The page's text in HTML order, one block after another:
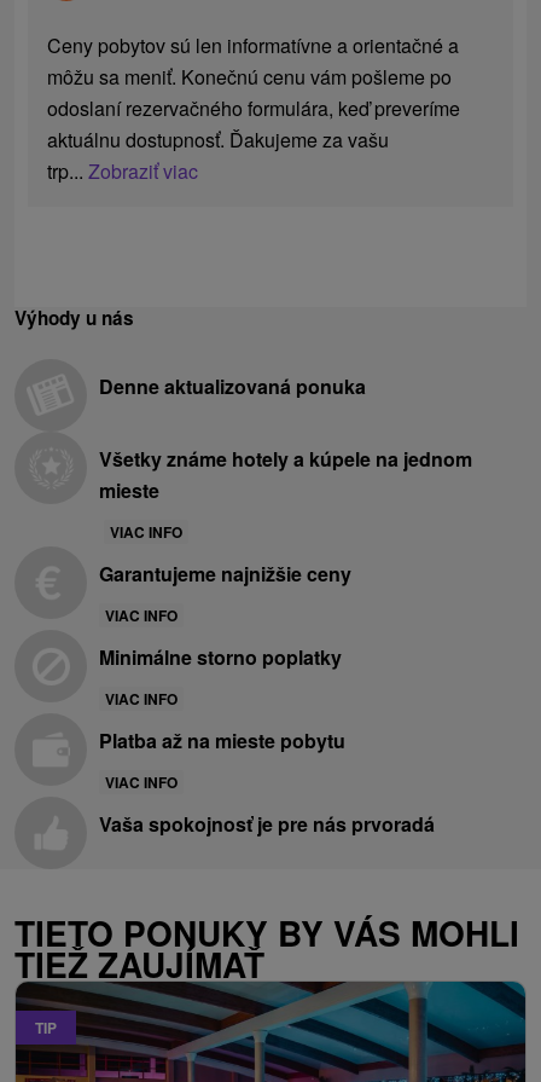
Ceny pobytov sú len informatívne a orientačné a
môžu sa meniť. Konečnú cenu vám pošleme po
odoslaní rezervačného formulára, keď preveríme
aktuálnu dostupnosť. Ďakujeme za vašu
trp...Zobraziť viac
Výhody u nás
Denne aktualizovaná ponuka
Všetky známe hotely a kúpele na jednom
mieste
VIAC INFO
Garantujeme najnižšie ceny
VIAC INFO
Minimálne storno poplatky
VIAC INFO
Platba až na mieste pobytu
VIAC INFO
Vaša spokojnosť je pre nás prvoradá
TIETO PONUKY BY VÁS MOHLI
TIEŽ ZAUJÍMAŤ
TIP